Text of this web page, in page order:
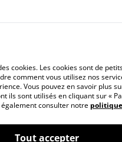
Us
Legal Terms
Policy
Cookie
cookies. Les cookies sont de
comment vous utilisez nos
Vous pouvez en savoir plus
ils sont utilisés en cliquant sur «
également consulter notre
Tout accepter